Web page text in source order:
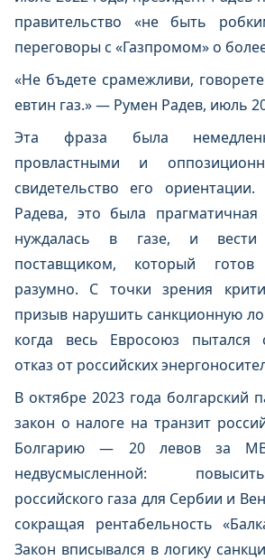
правительство «не быть
переговоры с «Газпромом» о
«Не бъдете срамежливи,
евтин газ.» — Румен Радев, июль
Эта фраза была
провластными и
свидетельство его
Радева, это была прагматичная
нуждалась в газе, и вести
поставщиком, который
разумно. С точки зрения
призыв нарушить санкционную
когда весь Евросоюз пытался
отказ от российских
В октябре 2023 года болгарский
закон о налоге на транзит
Болгарию — 20 левов за
недвусмысленной:
российского газа для Сербии и
сокращая рентабельность
Закон вписывался в логику